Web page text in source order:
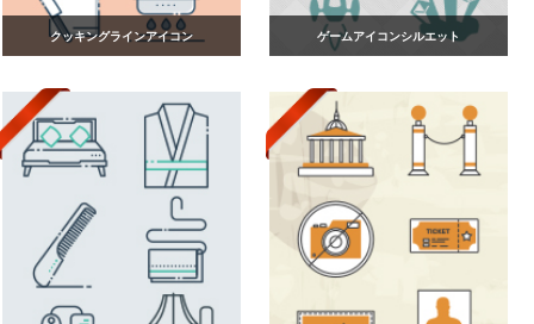
クッキングラインアイコン ゲームアイコンシルエット